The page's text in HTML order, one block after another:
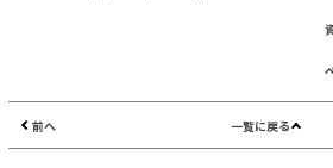
前へ 一覧に戻る